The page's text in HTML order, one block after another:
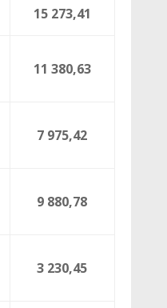
15 273,41
11 380,63
7 975,42
9 880,78
3 230,45